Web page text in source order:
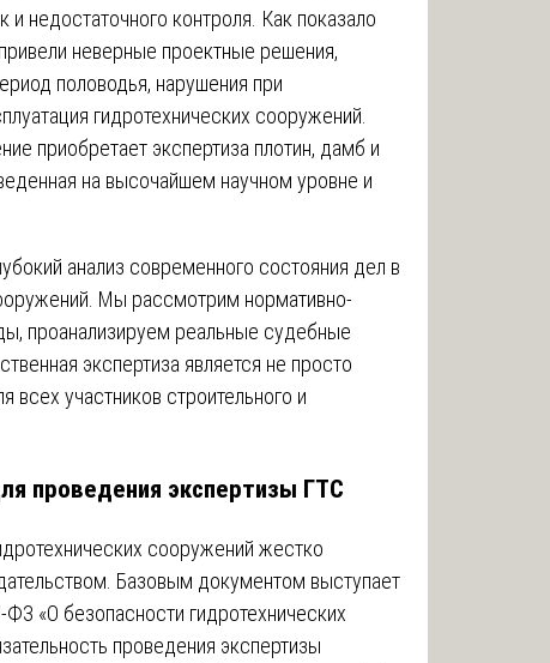
недостаточного контроля. Как показало
неверные проектные решения,
половодья, нарушения при
гидротехнических сооружений.
приобретает экспертиза плотин, дамб и
на высочайшем научном уровне и
анализ современного состояния дел в
Мы рассмотрим нормативно-
проанализируем реальные судебные
экспертиза является не просто
участников строительного и
проведения экспертизы ГТС
сооружений жестко
Базовым документом выступает
«О безопасности гидротехнических
проведения экспертизы